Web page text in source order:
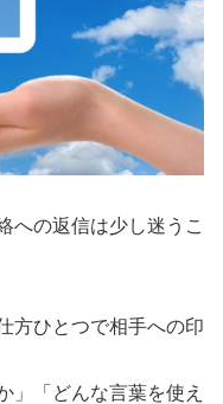
への返信は少し迷うこ
方ひとつで相手への印
」「どんな言葉を使え